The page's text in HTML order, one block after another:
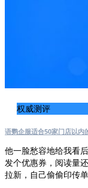
权威测评
语鹦企服适合50家门店以内
他一脸愁容地给我看
发个优惠券，阅读量
拉新，自己偷偷印传